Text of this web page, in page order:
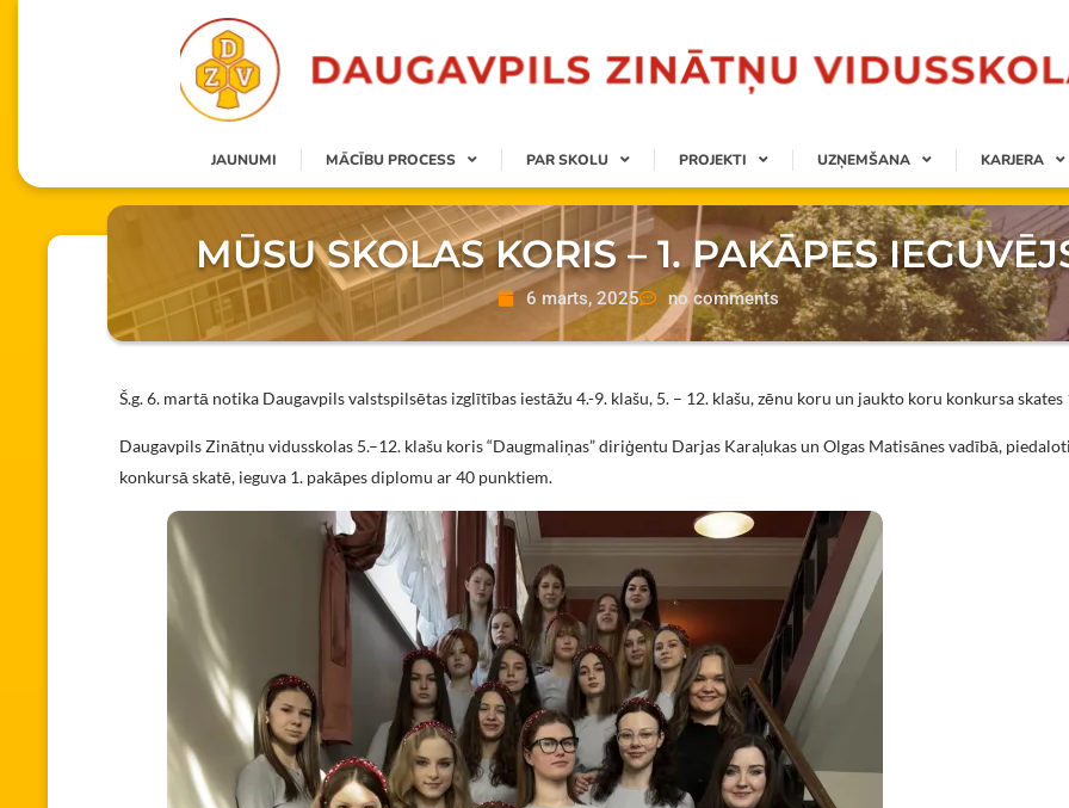
JAUNUMI MĀCĪBU PROCESS PAR SKOLU PROJEKTI UZŅEMŠANA KARJERA
MŪSU SKOLAS KORIS – 1. PAKĀPES
6 marts, 2025 no comments
Š.g. 6. martā notika Daugavpils valstspilsētas izglītības iestāžu 4.-9. klašu, 5. – 12. klašu, zēnu koru un jaukto koru konkursa skates
Daugavpils Zinātņu vidusskolas 5.–12. klašu koris “Daugmaliņas” diriģentu Darjas Karaļukas un Olgas Matisānes vadībā,
konkursā skatē, ieguva 1. pakāpes diplomu ar 40 punktiem.